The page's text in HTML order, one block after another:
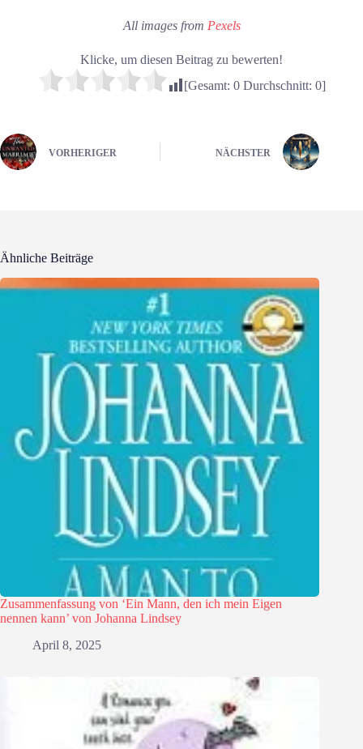
All images from Pexels
Klicke, um diesen Beitrag zu bewerten!
[Gesamt: 0Durchschnitt: 0]
VORHERIGER NÄCHSTER
Ähnliche Beiträge
Zusammenfassung von ‘Ein Mann, den ich mein Eigen
nennen kann’ von Johanna Lindsey
April 8, 2025